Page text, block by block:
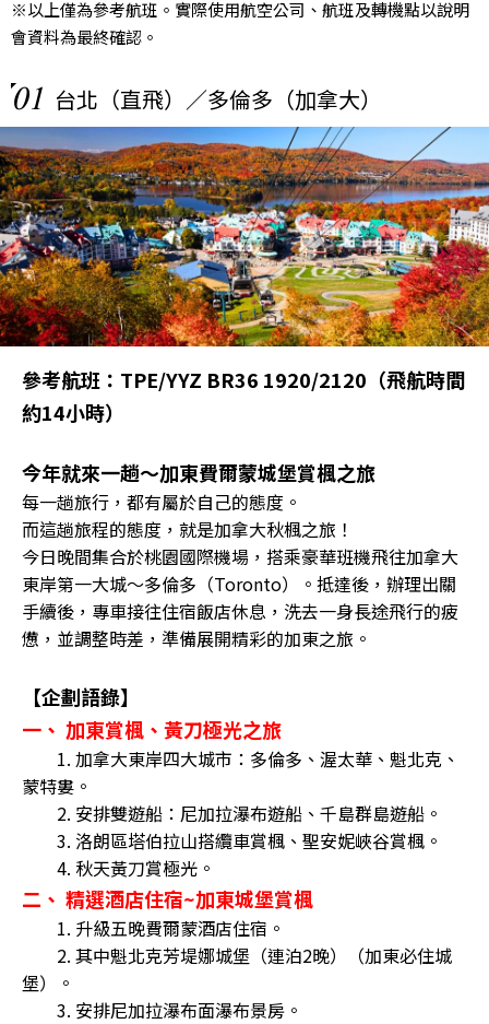
※以上僅為參考航班。實際使用航空公司、航班及轉機點以說明
會資料為最終確認。
01 台北（直飛）／多倫多（加拿大）
參考航班：TPE/YYZ BR36 1920/2120（飛航時間
約14小時）
今年就來一趟～加東費爾蒙城堡賞楓之旅
每一趟旅行，都有屬於自己的態度。
而這趟旅程的態度，就是加拿大秋楓之旅！
今日晚間集合於桃園國際機場，搭乘豪華班機飛往加拿大
東岸第一大城～多倫多（Toronto）。抵達後，辦理出關
手續後，專車接往住宿飯店休息，洗去一身長途飛行的疲
憊，並調整時差，準備展開精彩的加東之旅。
【企劃語錄】
一、 加東賞楓、黃刀極光之旅
1. 加拿大東岸四大城市：多倫多、渥太華、魁北克、
蒙特婁。
2. 安排雙遊船：尼加拉瀑布遊船、千島群島遊船。
3. 洛朗區塔伯拉山搭纜車賞楓、聖安妮峽谷賞楓。
4. 秋天黃刀賞極光。
二、 精選酒店住宿~加東城堡賞楓
1. 升級五晚費爾蒙酒店住宿。
2. 其中魁北克芳堤娜城堡（連泊2晚）（加東必住城
堡）。
3. 安排尼加拉瀑布面瀑布景房。